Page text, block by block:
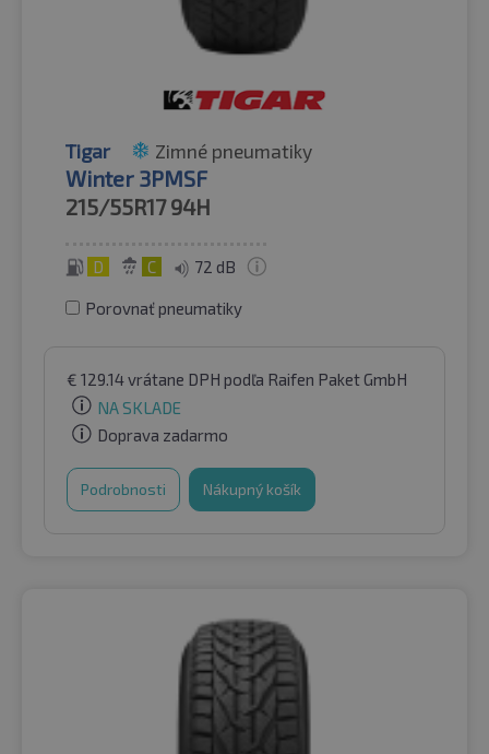
Tigar Zimné pneumatiky
Winter 3PMSF
215/55R17 94H
D C 72 dB
Porovnať pneumatiky
€ 129.14vrátane DPH podľa Raifen Paket GmbH
NA SKLADE
Doprava zadarmo
Podrobnosti Nákupný košík